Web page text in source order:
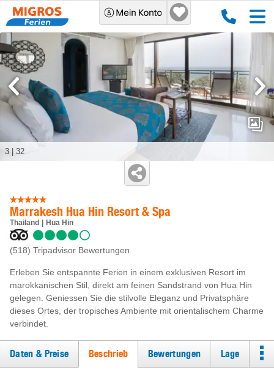
Marrakesh Hua Hin Resort & Spa
Thailand Hua Hin
(518) Tripadvisor Bewertungen
Erleben Sie entspannte Ferien in einem exklusiven Resort im
marokkanischen Stil, direkt am feinen Sandstrand von Hua Hin
gelegen. Geniessen Sie die stilvolle Eleganz und Privatsphäre
dieses Ortes, der tropisches Ambiente mit orientalischem Charme
verbindet.
3 32
Daten & Preise Beschrieb Bewertungen Lage